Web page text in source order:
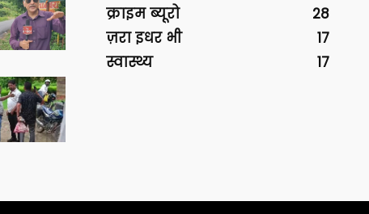
क्राइम ब्यूरो
28
ज़रा इधर भी
17
स्वास्थ्य
17